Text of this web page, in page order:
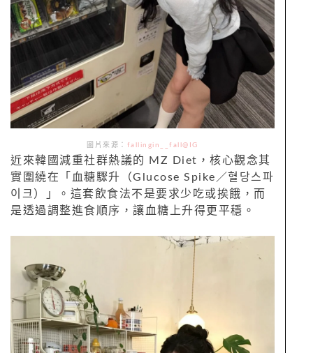
圖片來源： fallingin__fall@IG
近來韓國減重社群熱議的 MZ Diet，核心觀念其
實圍繞在「血糖驟升（Glucose Spike／혈당스파
이크）」。這套飲食法不是要求少吃或挨餓，而
是透過調整進食順序，讓血糖上升得更平穩。